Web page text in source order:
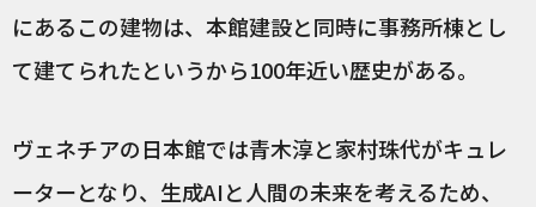
にあるこの建物は、本館建設と同時に事務所棟とし
て建てられたというから100年近い歴史がある。
ヴェネチアの日本館では青木淳と家村珠代がキュレ
ーターとなり、生成AIと人間の未来を考えるため、